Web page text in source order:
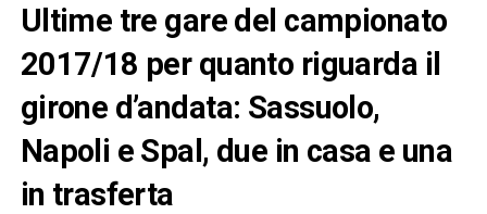
Ultime tre gare del campionato
2017/18 per quanto riguarda il
girone d’andata: Sassuolo,
Napoli e Spal, due in casa e una
in trasferta